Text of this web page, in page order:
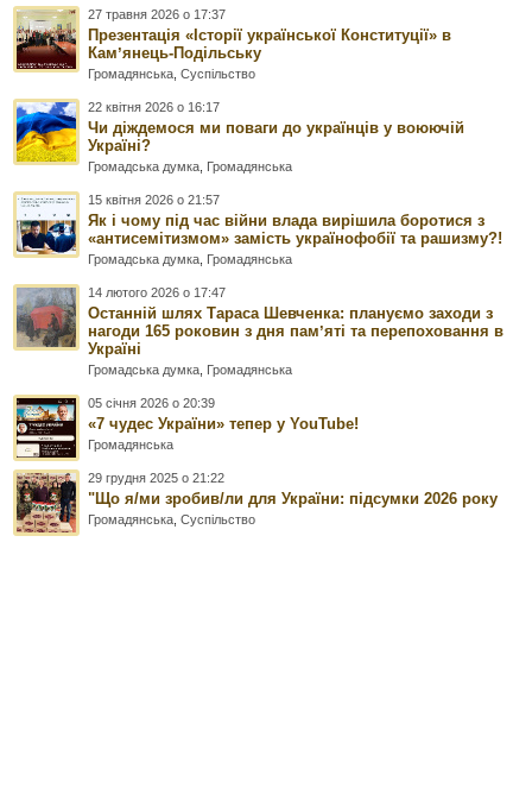
27 травня 2026 о 17:37
Презентація «Історії української Конституції» в
Камʼянець-Подільську
Громадянська ,Суспільство
22 квітня 2026 о 16:17
Чи діждемося ми поваги до українців у воюючій
Україні?
Громадська думка Громадянська
15 квітня 2026 о 21:57
Як і чому під час війни влада вирішила боротися з
«антисемітизмом» замість українофобії та рашизму?!
Громадська думка Громадянська
14 лютого 2026 о 17:47
Останній шлях Тараса Шевченка: плануємо заходи з
нагоди 165 роковин з дня памʼяті та перепоховання в
Україні
Громадська думка Громадянська
05 січня 2026 о 20:39
«7 чудес України» тепер у YouTube!
Громадянська
29 грудня 2025 о 21:22
"Що я/ми зробив/ли для України: підсумки 2026 року
Громадянська ,Суспільство